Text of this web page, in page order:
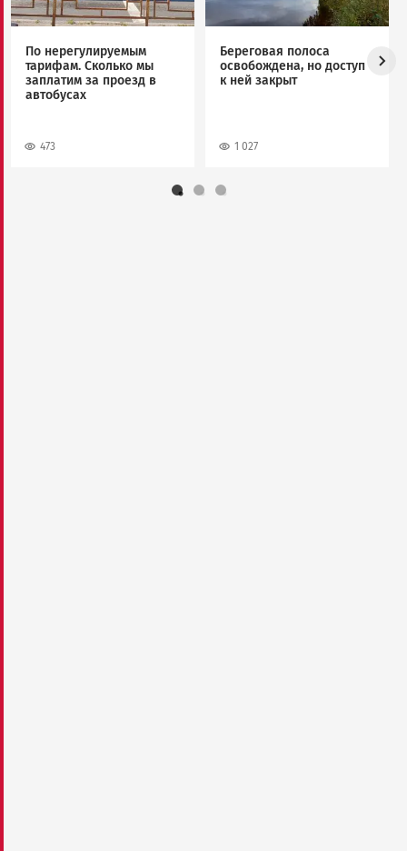
По нерегулируемым
тарифам. Сколько мы
заплатим за проезд в
автобусах
473
Береговая полоса
освобождена, но доступ
к ней закрыт
1 027